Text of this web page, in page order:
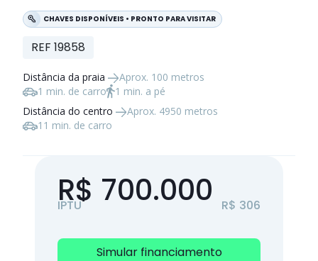
CHAVES DISPONÍVEIS • PRONTO PARA VISITAR
REF 19858
Distância da praia
Aprox. 100 metros
1 min. de carro
1 min. a pé
Distância do centro
Aprox. 4950 metros
11 min. de carro
R$ 700.000
IPTU R$ 306
Simular financiamento